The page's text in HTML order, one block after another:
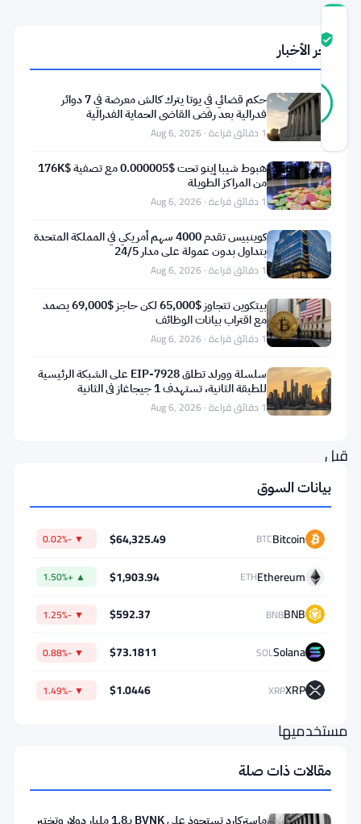
المجتمع
81
%
حقيقي
موثّق
أصوات
آخر تحديث 2 أشهر مضت
تدافع
HTX
بشدة.
تقول
منصة
العملات
الرقمية
الكيان
المعاقب
قبل
المملكة
المتحدة،
Huobi
Global
كيان
منفصل
تمامًا
مستخدميها
آخر الأخبار
حكم قضائي في يوتا يترك كالش معرضة في 7 دوائر
فدرالية بعد رفض القاضي الحماية الفدرالية
1 دقائق قراءة · Aug 6, 2026
هبوط شيبا إينو تحت $0.000005 مع تصفية $176K
من المراكز الطويلة
1 دقائق قراءة · Aug 6, 2026
كوينبيس تقدم 4000 سهم أمريكي في المملكة المتحدة
بتداول بدون عمولة على مدار 24/5
1 دقائق قراءة · Aug 6, 2026
بيتكوين تتجاوز $65,000 لكن حاجز $69,000 يصمد
مع اقتراب بيانات الوظائف
1 دقائق قراءة · Aug 6, 2026
سلسلة وورلد تطلق EIP-7928 على الشبكة الرئيسية
للطبقة الثانية، تستهدف 1 جيجاغاز في الثانية
1 دقائق قراءة · Aug 6, 2026
بيانات السوق
Bitcoin
BTC
$64,325.49
▼ -0.02%
Ethereum
ETH
$1,903.94
▲ +1.50%
BNB
BNB
$592.37
▼ -1.25%
Solana
SOL
$73.1811
▼ -0.88%
XRP
XRP
$1.0446
▼ -1.49%
مقالات ذات صلة
ماستركارد تستحوذ على BVNK بـ1.8 مليار دولار وتختبر